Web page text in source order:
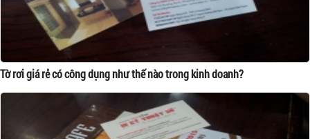
Tờ rơi giá rẻ có công dụng như thế nào trong kinh doanh?